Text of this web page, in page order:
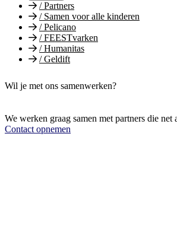
/Partners
/Samen voor alle kinderen
/Pelicano
/FEESTvarken
/Humanitas
/Geldift
Wil je met ons samenwerken?
We werken graag samen met partners die
Contact opnemen